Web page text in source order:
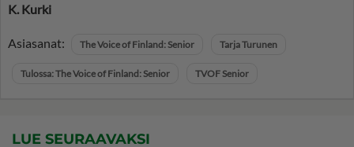
K. Kurki
Asiasanat: The Voice of Finland: Senior Tarja Turunen
Tulossa: The Voice of Finland: Senior TVOF Senior
LUE SEURAAVAKSI